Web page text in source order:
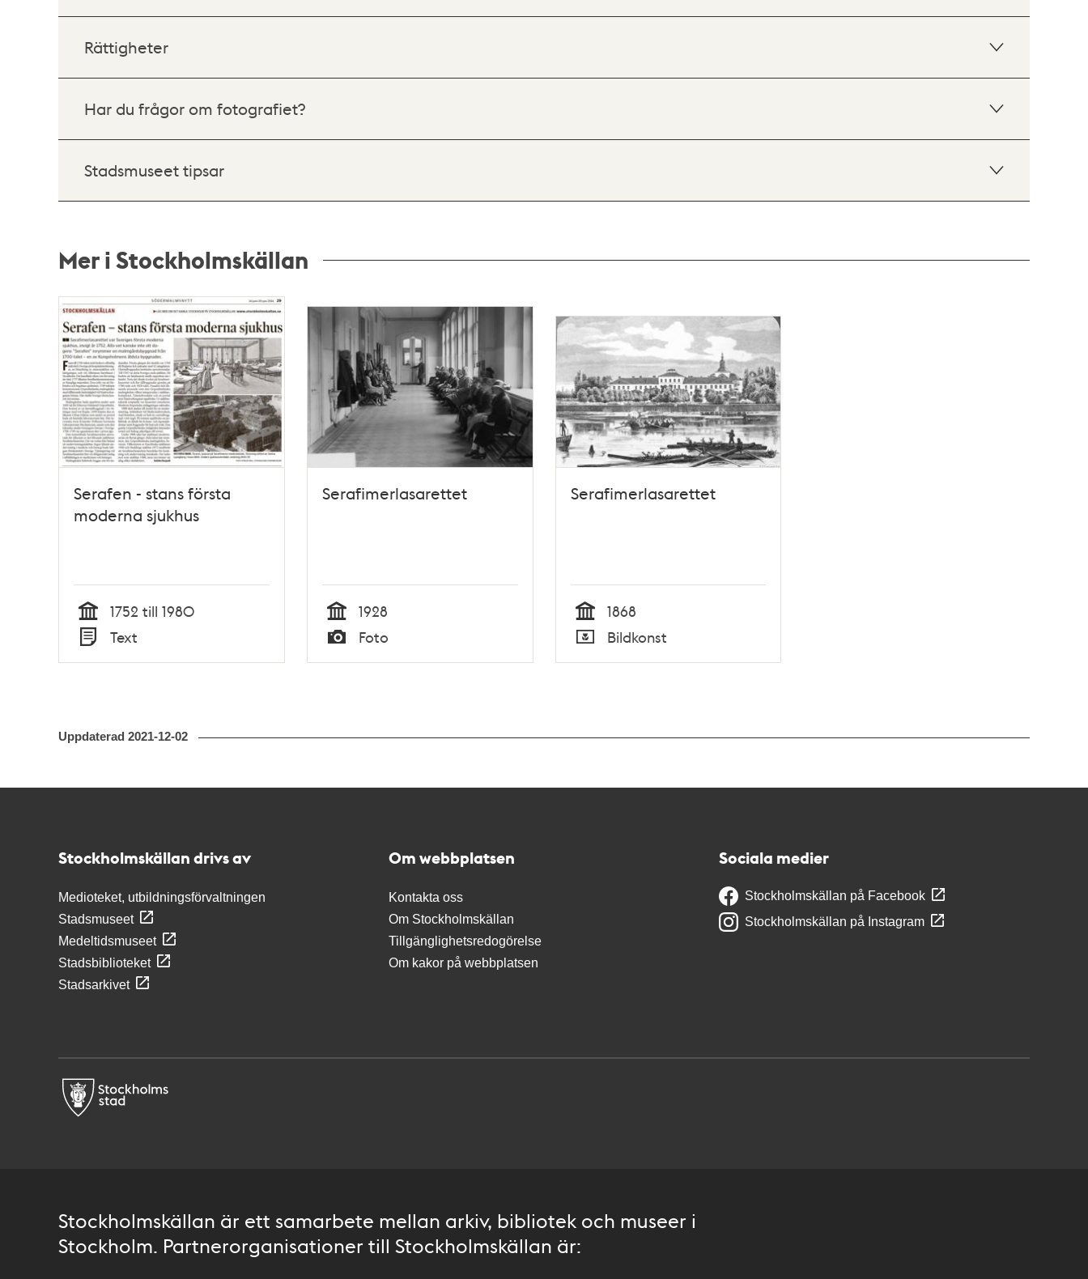
Rättigheter
Har du frågor om fotografiet?
Stadsmuseet tipsar
Mer i Stockholmskällan
Relaterade
poster
och
teman
Serafen - stans första
moderna sjukhus
Tid
1752 till 1980
Typ
Text
Serafimerlasarettet
Tid
1928
Typ
Foto
Serafimerlasarettet
Tid
1868
Typ
Bildkonst
Uppdaterad 2021-12-02
Stockholmskällan drivs av
Medioteket, utbildningsförvaltningen
Stadsmuseet
Medeltidsmuseet
Stadsbiblioteket
Stadsarkivet
Om webbplatsen
Kontakta oss
Om Stockholmskällan
Tillgänglighetsredogörelse
Om kakor på webbplatsen
Sociala medier
Stockholmskällan på Facebook
Stockholmskällan på Instagram
Stockholmskällan är ett samarbete mellan arkiv, bibliotek och museer i
Stockholm. Partnerorganisationer till Stockholmskällan är: